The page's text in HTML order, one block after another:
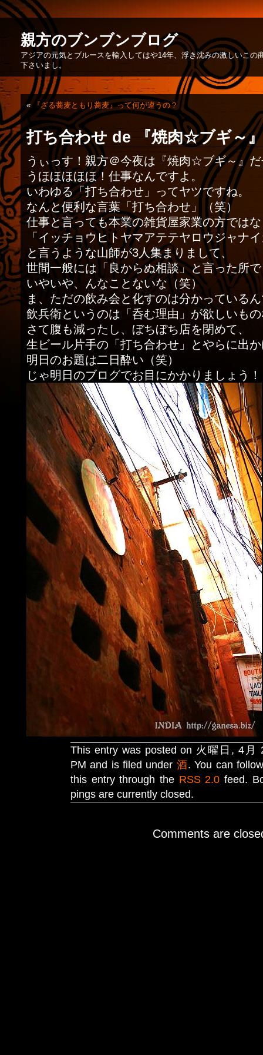
親方のブンブンブログ
アジアの元気とブルースを輸入してはや14年、浮き沈みの激しいこ
下さいまし。
«『ざる蕎麦ともり蕎麦』って何が違うの？
打ち合わせ de 『焼肉☆ブギ～』
うぃっす！親方＠今夜は『焼肉☆ブギ～』
うほほほほほ！仕事なんですよ。
いわゆる「打ち合わせ」ってヤツですね。
なんと便利な言葉「打ち合わせ」（笑）
仕事と言っても本業の雑貨屋家業の方では
「イッチョウヒトヤマアテテヤロウジャナ
と言うような山師が3人集まりまして、
世間一般には「良からぬ相談」と言った所
いやいや、んなことないな（笑）
ま、ただの飲み会と化すのは分かっている
飲兵衛というのは「呑む理由」が欲しいも
さて腹も減ったし、ぼちぼち店を閉めて、
生ビール片手の「打ち合わせ」とやらに出
明日のお題は二日酔い（笑）
じゃ明日のブログでお目にかかりましょう
This entry was posted on 火曜日, 4月
PM and is filed under 酒. You can
this entry through the RSS 2.0 feed.
pings are currently closed.
Comments are